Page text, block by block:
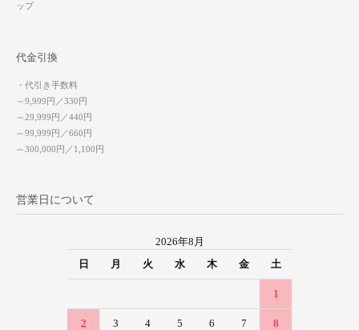
ップ
代金引換
・代引き手数料
～9,999円／330円
～29,999円／440円
～99,999円／660円
～300,000円／1,100円
営業日について
2026年8月
日
月 火 水 木 金 土
1
2 3 4 5 6 7 8